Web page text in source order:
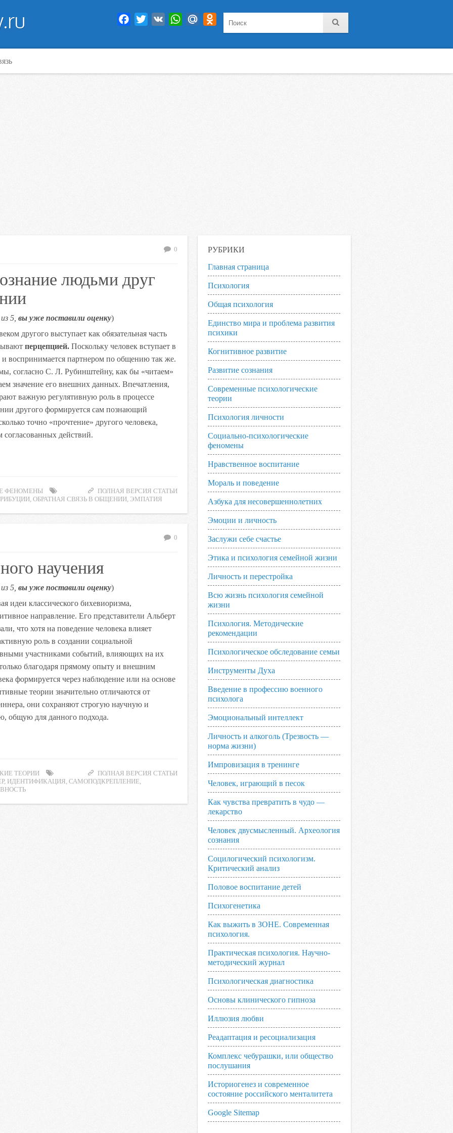
Facebook
Twitter VK WhatsAppMail.RuOdnoklassniki
0
людьми друг
из 5, вы уже поставили оценку)
другого выступает как обязательная часть
перцепцией. Поскольку человек вступает в
и воспринимается партнером по общению так же.
согласно С. Л. Рубинштейну, как бы «читаем»
значение его внешних данных. Впечатления,
важную регулятивную роль в процессе
другого формируется сам познающий
точно «прочтение» другого человека,
согласованных действий.
ПОЛНАЯ ВЕРСИЯ СТАТЬИ
ФЕНОМЕНЫ
, ОБРАТНАЯ СВЯЗЬ В ОБЩЕНИИ, ЭМПАТИЯ
0
научения
из 5, вы уже поставили оценку)
идеи классического бихевиоризма,
направление. Его представители Альберт
что хотя на поведение человека влияет
роль в создании социальной
участниками событий, влияющих на их
благодаря прямому опыту и внешним
формируется через наблюдение или на основе
теории значительно отличаются от
они сохраняют строгую научную и
общую для данного подхода.
ПОЛНАЯ ВЕРСИЯ СТАТЬИ
ТЕОРИИ
, ИДЕНТИФИКАЦИЯ, САМОПОДКРЕПЛЕНИЕ,
РУБРИКИ
Главная страница
Психология
Общая психология
Единство мира и проблема развития
психики
Когнитивное развитие
Развитие сознания
Современные психологические
теории
Психология личности
Социально-психологические
феномены
Нравственное воспитание
Мораль и поведение
Азбука для несовершеннолетних
Эмоции и личность
Заслужи себе счастье
Этика и психология семейной жизни
Личность и перестройка
Всю жизнь психология семейной
жизни
Психология. Методические
рекомендации
Психологическое обследование семьи
Инструменты Духа
Введение в профессию военного
психолога
Эмоциональный интеллект
Личность и алкоголь (Трезвость —
норма жизни)
Импровизация в тренинге
Человек, играющий в песок
Как чувства превратить в чудо —
лекарство
Человек двусмысленный. Археология
сознания
Социлогический психологизм.
Критический анализ
Половое воспитание детей
Психогенетика
Как выжить в ЗОНЕ. Современная
психология.
Практическая психология. Научно-
методический журнал
Психологическая диагностика
Основы клинического гипноза
Иллюзия любви
Реадаптация и ресоциализация
Комплекс чебурашки, или общество
послушания
Историогенез и современное
состояние российского менталитета
Google Sitemap